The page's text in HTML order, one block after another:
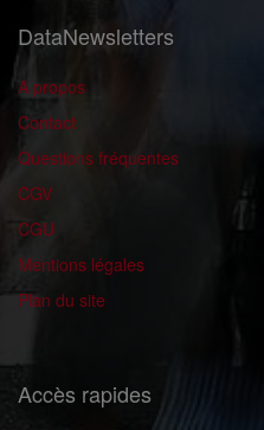
DataNewsletters
A propos
Contact
Questions fréquentes
CGV
CGU
Mentions légales
Plan du site
Accès rapides